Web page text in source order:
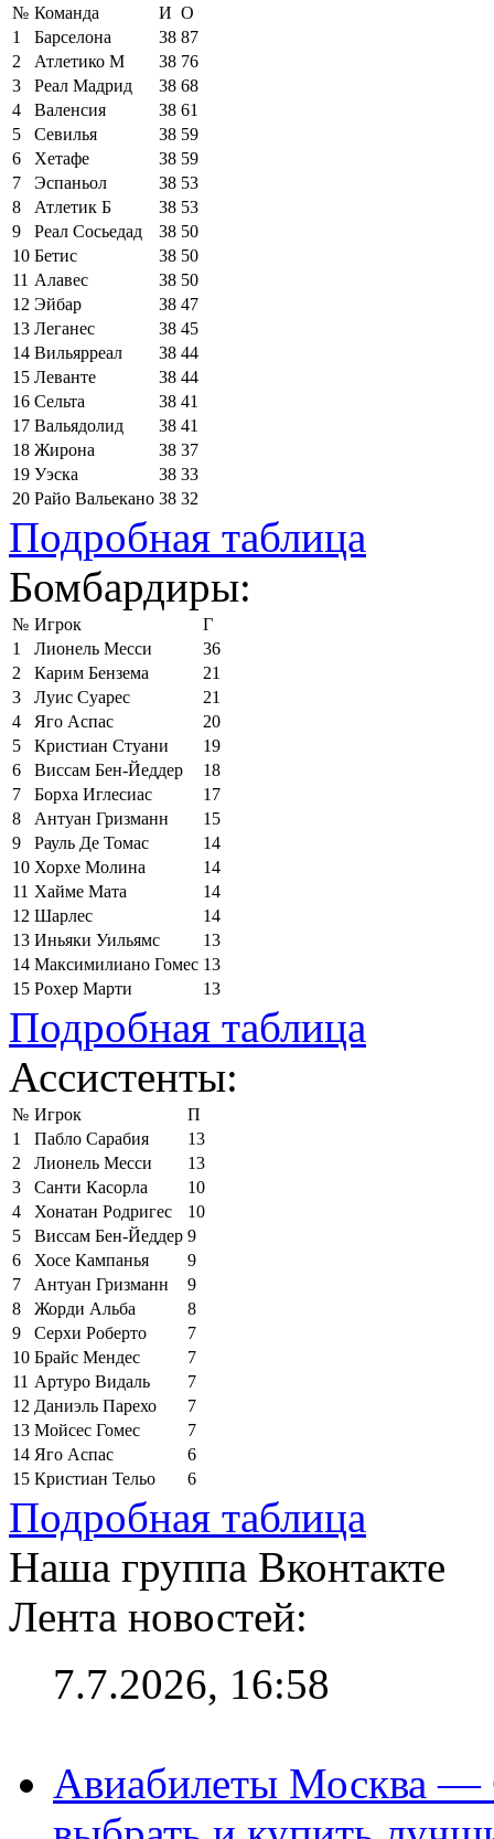
№ Команда И О
1
Барселона 38 87
2
Атлетико М 38 76
3
Реал Мадрид 38 68
4
Валенсия 38 61
5
Севилья 38 59
6
Хетафе 38 59
7
Эспаньол 38 53
8
Атлетик Б 38 53
9
Реал Сосьедад 38 50
10 Бетис 38 50
11 Алавес 38 50
12 Эйбар 38 47
13 Леганес 38 45
14 Вильярреал 38 44
15 Леванте 38 44
16 Сельта 38 41
17 Вальядолид 38 41
18 Жирона 38 37
19 Уэска 38 33
20 Райо Вальекано 38 32
Подробная таблица
Бомбардиры:
№ Игрок
Г
1
Лионель Месси
36
2
Карим Бензема
21
3
Луис Суарес
21
4
Яго Аспас
20
5
Кристиан Стуани
19
6
Виссам Бен-Йеддер
18
7
Борха Иглесиас
17
8
Антуан Гризманн
15
9
Рауль Де Томас
14
10 Хорхе Молина
14
11 Хайме Мата
14
12 Шарлес
14
13 Иньяки Уильямс
13
14 Максимилиано Гомес 13
15 Рохер Марти 13
Подробная таблица
Ассистенты:
№ Игрок
П
1
Пабло Сарабия
13
2
Лионель Месси
13
3
Санти Касорла
10
4
Хонатан Родригес
10
5
Виссам Бен-Йеддер 9
6
Хосе Кампанья
9
7
Антуан Гризманн
9
8
Жорди Альба
8
9
Серхи Роберто
7
10 Брайс Мендес
7
11 Артуро Видаль
7
12 Даниэль Парехо
7
13 Мойсес Гомес
7
14 Яго Аспас
6
15 Кристиан Тельо 6
Подробная таблица
Наша группа Вконтакте
Лента новостей:
7.7.2026, 16:58
Авиабилеты Москва —